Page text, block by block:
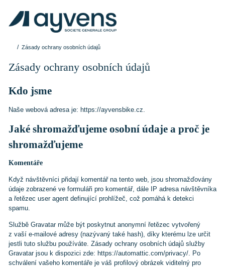
Zásady ochrany osobních údajů
Zásady ochrany osobních údajů
Kdo jsme
Naše webová adresa je: https://ayvensbike.cz.
Jaké shromažďujeme osobní údaje a proč je
shromažďujeme
Komentáře
Když návštěvníci přidají komentář na tento web, jsou shromažďovány
údaje zobrazené ve formuláři pro komentář, dále IP adresa návštěvníka
a řetězec user agent definující prohlížeč, což pomáhá k detekci
spamu.
Službě Gravatar může být poskytnut anonymní řetězec vytvořený
z vaší e-mailové adresy (nazývaný také hash), díky kterému lze určit
jestli tuto službu používáte. Zásady ochrany osobních údajů služby
Gravatar jsou k dispozici zde: https://automattic.com/privacy/. Po
schválení vašeho komentáře je váš profilový obrázek viditelný pro